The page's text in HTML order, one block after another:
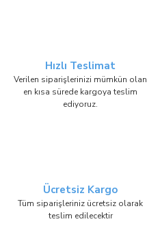
Hızlı Teslimat
Verilen siparişlerinizi mümkün olan
en kısa sürede kargoya teslim
ediyoruz.
Ücretsiz Kargo
Tüm siparişleriniz ücretsiz olarak
teslim edilecektir